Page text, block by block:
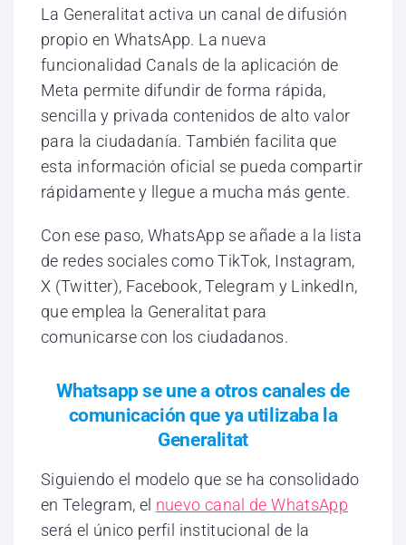
La Generalitat activa un canal de difusión
propio en WhatsApp. La nueva
funcionalidad Canals de la aplicación de
Meta permite difundir de forma rápida,
sencilla y privada contenidos de alto valor
para la ciudadanía. También facilita que
esta información oficial se pueda compartir
rápidamente y llegue a mucha más gente.
Con ese paso, WhatsApp se añade a la lista
de redes sociales como TikTok, Instagram,
X (Twitter), Facebook, Telegram y LinkedIn,
que emplea la Generalitat para
comunicarse con los ciudadanos.
Whatsapp se une a otros canales de
comunicación que ya utilizaba la
Generalitat
Siguiendo el modelo que se ha consolidado
en Telegram, el nuevo canal de WhatsApp
será el único perfil institucional de la